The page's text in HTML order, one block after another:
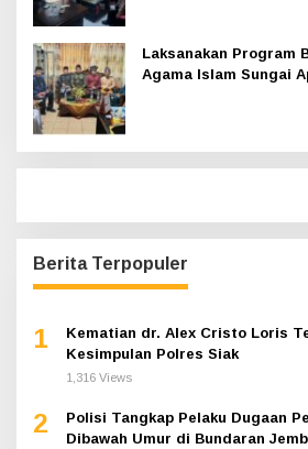
Laksanakan Program
Agama Islam Sungai
Berita Terpopuler
1
Kematian dr. Alex Cristo Loris
Kesimpulan Polres Siak
1,316 Views
2
Polisi Tangkap Pelaku Dugaan
Dibawah Umur di Bundaran